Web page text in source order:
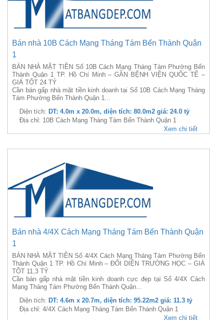
Bán nhà 10B Cách Mạng Tháng Tám Bến Thành Quận
1
BÁN NHÀ MẶT TIỀN Số 10B Cách Mạng Tháng Tám Phường Bến
Thành Quận 1 TP. Hồ Chí Minh – GẦN BỆNH VIỆN QUỐC TẾ –
GIÁ TỐT 24 TỶ
Cần bán gấp nhà mặt tiền kinh doanh tại Số 10B Cách Mạng Tháng
Tám Phường Bến Thành Quận 1...
Diện tích: DT: 4.0m x 20.0m, diện tích: 80.0m2 giá: 24.0 tỷ
Địa chỉ: 10B Cách Mạng Tháng Tám Bến Thành Quận 1
Xem chi tiết
Bán nhà 4/4X Cách Mạng Tháng Tám Bến Thành Quận
1
BÁN NHÀ MẶT TIỀN Số 4/4X Cách Mạng Tháng Tám Phường Bến
Thành Quận 1 TP. Hồ Chí Minh – ĐỐI DIỆN TRƯỜNG HỌC – GIÁ
TỐT 11,3 TỶ
Cần bán gấp nhà mặt tiền kinh doanh cực đẹp tại Số 4/4X Cách
Mạng Tháng Tám Phường Bến Thành Quận...
Diện tích: DT: 4.6m x 20.7m, diện tích: 95.22m2 giá: 11.3 tỷ
Địa chỉ: 4/4X Cách Mạng Tháng Tám Bến Thành Quận 1
Xem chi tiết